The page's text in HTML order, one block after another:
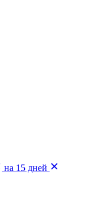
на 15 дней